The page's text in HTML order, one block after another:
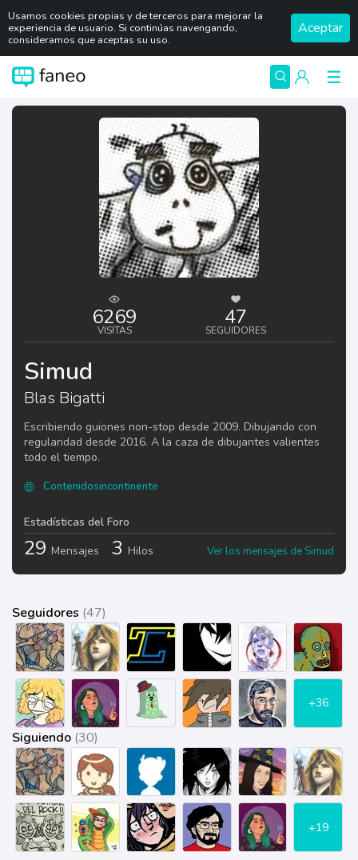
Usamos cookies propias y de terceros para mejorar la
experiencia de usuario. Si continúas navengando,
consideramos que aceptas su uso.
Aceptar
6269
VISITAS
47
SEGUIDORES
Simud
Blas Bigatti
Escribiendo guiones non-stop desde 2009. Dibujando con
regularidad desde 2016. A la caza de dibujantes valientes
todo el tiempo.
Contenidosincontinente
Estadísticas del Foro
29 Mensajes 3 Hilos Ver los mensajes de Simud
Seguidores (47)
+36
Siguiendo (30)
+19